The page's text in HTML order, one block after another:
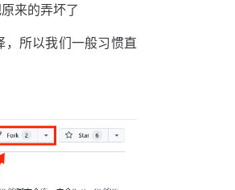
来的弄坏了
所以我们一般习惯直